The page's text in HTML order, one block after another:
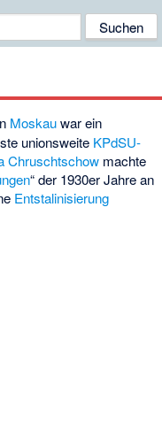
Moskauwar ein
unionsweite KPdSU-
Chruschtschow machte
“ der 1930er Jahre an
Entstalinisierung